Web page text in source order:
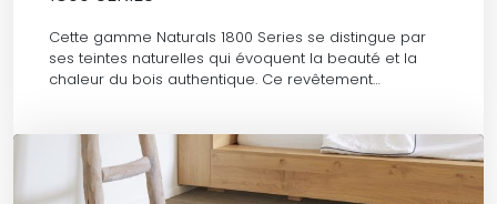
Cette gamme Naturals 1800 Series se distingue par
ses teintes naturelles qui évoquent la beauté et la
chaleur du bois authentique. Ce revêtement…